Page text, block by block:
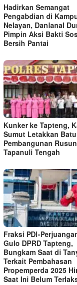
Hadirkan Semangat
Pengabdian di
Nelayan, Danlanal
Pimpin Aksi Bakti
Bersih Pantai
Kunker ke Tapteng,
Sumut Letakkan
Pembangunan
Tapanuli Tengah
Fraksi PDI-
Gulo DPRD Tapteng,
Bungkam Saat di
Terkait Pembahasan
Propemperda 2025
Saat Ini Belum